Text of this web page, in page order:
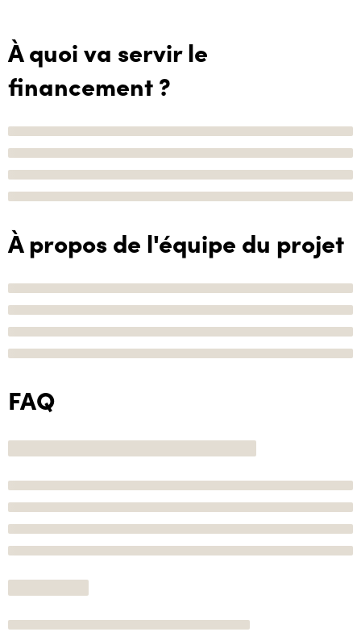
À quoi va servir le
financement ?
À propos de l'équipe du projet
FAQ